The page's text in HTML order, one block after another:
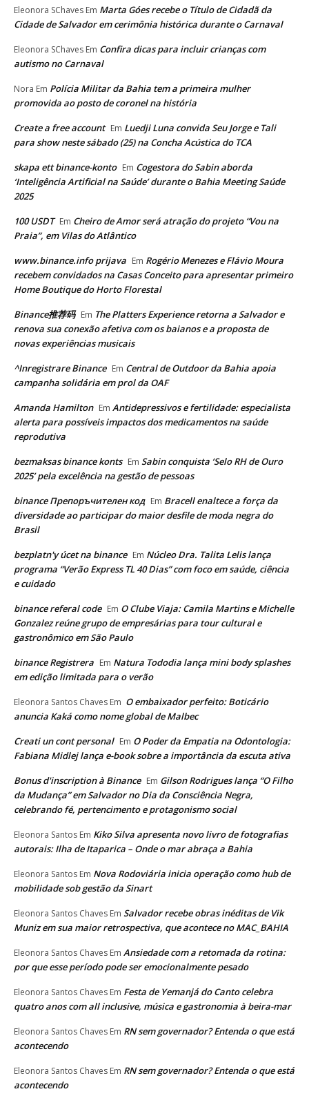
Eleonora SChaves Em Marta Góes recebe o Título de Cidadã da
Cidade de Salvador em cerimônia histórica durante o Carnaval
Eleonora SChaves Em Confira dicas para incluir crianças com
autismo no Carnaval
Nora Em Polícia Militar da Bahia tem a primeira mulher
promovida ao posto de coronel na história
Create a free account Em Luedji Luna convida Seu Jorge e Tali
para show neste sábado (25) na Concha Acústica do TCA
skapa ett binance-konto Em Cogestora do Sabin aborda
‘Inteligência Artificial na Saúde’ durante o Bahia Meeting Saúde
2025
100 USDT Em Cheiro de Amor será atração do projeto “Vou na
Praia”, em Vilas do Atlântico
www.binance.info prijava Em Rogério Menezes e Flávio Moura
recebem convidados na Casas Conceito para apresentar primeiro
Home Boutique do Horto Florestal
Binance推荐码 Em The Platters Experience retorna a Salvador e
renova sua conexão afetiva com os baianos e a proposta de
novas experiências musicais
^Inregistrare Binance Em Central de Outdoor da Bahia apoia
campanha solidária em prol da OAF
Amanda Hamilton Em Antidepressivos e fertilidade: especialista
alerta para possíveis impactos dos medicamentos na saúde
reprodutiva
bezmaksas binance konts Em Sabin conquista ‘Selo RH de Ouro
2025’ pela excelência na gestão de pessoas
binance Препоръчителен код Em Bracell enaltece a força da
diversidade ao participar do maior desfile de moda negra do
Brasil
bezplatn'y úcet na binance Em Núcleo Dra. Talita Lelis lança
programa “Verão Express TL 40 Dias” com foco em saúde, ciência
e cuidado
binance referal code Em O Clube Viaja: Camila Martins e Michelle
Gonzalez reúne grupo de empresárias para tour cultural e
gastronômico em São Paulo
binance Registrera Em Natura Tododia lança mini body splashes
em edição limitada para o verão
Eleonora Santos Chaves Em O embaixador perfeito: Boticário
anuncia Kaká como nome global de Malbec
Creati un cont personal Em O Poder da Empatia na Odontologia:
Fabiana Midlej lança e-book sobre a importância da escuta ativa
Bonus d'inscription à Binance Em Gilson Rodrigues lança “O Filho
da Mudança” em Salvador no Dia da Consciência Negra,
celebrando fé, pertencimento e protagonismo social
Eleonora Santos Em Kiko Silva apresenta novo livro de fotografias
autorais: Ilha de Itaparica – Onde o mar abraça a Bahia
Eleonora Santos Em Nova Rodoviária inicia operação como hub de
mobilidade sob gestão da Sinart
Eleonora Santos Chaves Em Salvador recebe obras inéditas de Vik
Muniz em sua maior retrospectiva, que acontece no MAC_BAHIA
Eleonora Santos Chaves Em Ansiedade com a retomada da rotina:
por que esse período pode ser emocionalmente pesado
Eleonora Santos Chaves Em Festa de Yemanjá do Canto celebra
quatro anos com all inclusive, música e gastronomia à beira-mar
Eleonora Santos Chaves Em RN sem governador? Entenda o que está
acontecendo
Eleonora Santos Chaves Em RN sem governador? Entenda o que está
acontecendo